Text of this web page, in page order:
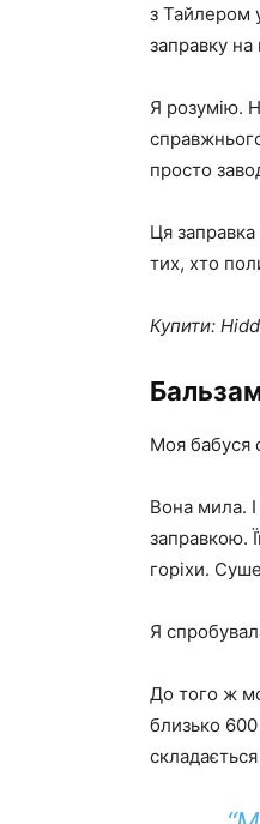
з Тайлером
заправку
Я розумію.
просто
Ця
тих, хто
Купити:
Моя
Вона мила.
заправкою.
горіхи.
Я
До того ж
близько